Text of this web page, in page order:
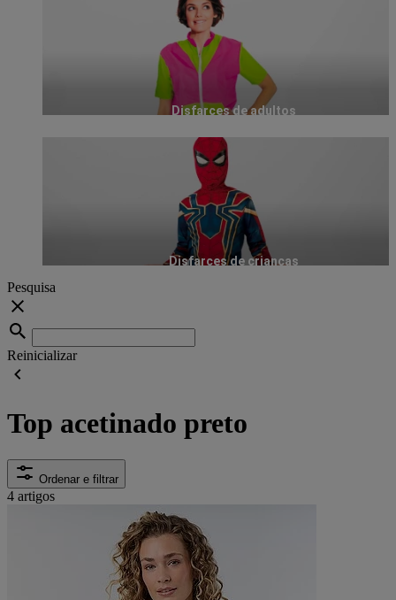
Disfarces de adultos
Disfarces de crianças
Pesquisa
Reinicializar
Top acetinado preto
Ordenar e filtrar
4 artigos